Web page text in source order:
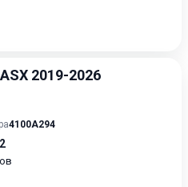
2019-2026
4100A294